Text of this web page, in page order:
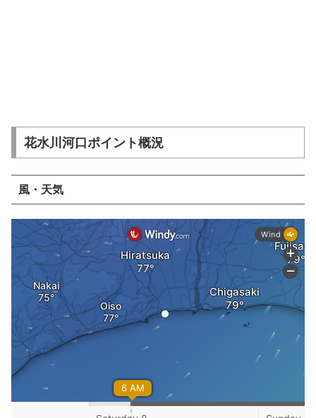
花水川河口ポイント概況
風・天気